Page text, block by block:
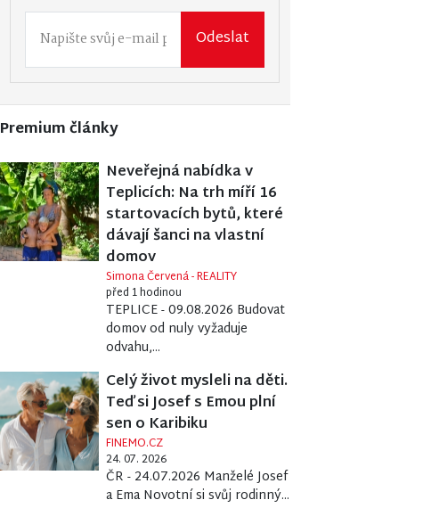
Odeslat
Premium články
Neveřejná nabídka v
Teplicích: Na trh míří 16
startovacích bytů, které
dávají šanci na vlastní
domov
Simona Červená - REALITY
před 1 hodinou
TEPLICE - 09.08.2026 Budovat
domov od nuly vyžaduje
odvahu,...
Celý život mysleli na děti.
Teď si Josef s Emou plní
sen o Karibiku
FINEMO.CZ
24. 07. 2026
ČR - 24.07.2026 Manželé Josef
a Ema Novotní si svůj rodinný...